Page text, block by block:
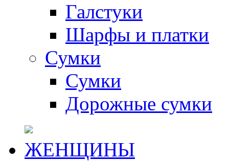
Галстуки
Шарфы и платки
Сумки
Сумки
Дорожные сумки
ЖЕНЩИНЫ